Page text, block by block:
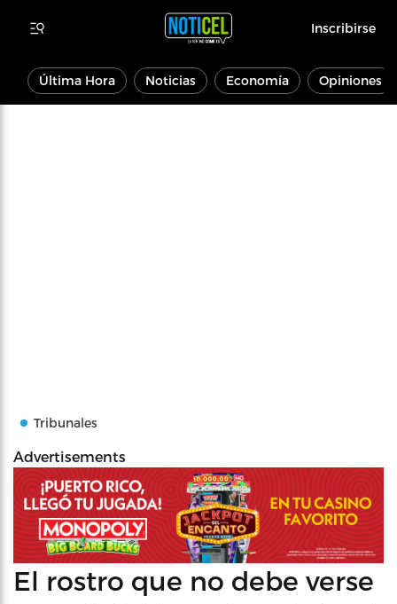
Inscribirse
Última Hora Noticias Economía Opiniones
Tribunales
Advertisements
El rostro que no debe verse